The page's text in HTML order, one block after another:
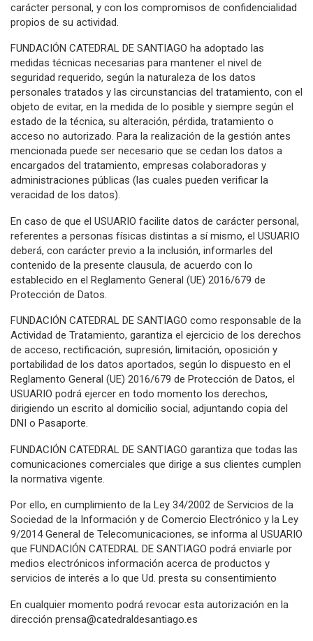
carácter personal, y con los compromisos de confidencialidad
propios de su actividad.
FUNDACIÓN CATEDRAL DE SANTIAGO ha adoptado las
medidas técnicas necesarias para mantener el nivel de
seguridad requerido, según la naturaleza de los datos
personales tratados y las circunstancias del tratamiento, con el
objeto de evitar, en la medida de lo posible y siempre según el
estado de la técnica, su alteración, pérdida, tratamiento o
acceso no autorizado. Para la realización de la gestión antes
mencionada puede ser necesario que se cedan los datos a
encargados del tratamiento, empresas colaboradoras y
administraciones públicas (las cuales pueden verificar la
veracidad de los datos).
En caso de que el USUARIO facilite datos de carácter personal,
referentes a personas físicas distintas a sí mismo, el USUARIO
deberá, con carácter previo a la inclusión, informarles del
contenido de la presente clausula, de acuerdo con lo
establecido en el Reglamento General (UE) 2016/679 de
Protección de Datos.
FUNDACIÓN CATEDRAL DE SANTIAGO como responsable de la
Actividad de Tratamiento, garantiza el ejercicio de los derechos
de acceso, rectificación, supresión, limitación, oposición y
portabilidad de los datos aportados, según lo dispuesto en el
Reglamento General (UE) 2016/679 de Protección de Datos, el
USUARIO podrá ejercer en todo momento los derechos,
dirigiendo un escrito al domicilio social, adjuntando copia del
DNI o Pasaporte.
FUNDACIÓN CATEDRAL DE SANTIAGO garantiza que todas las
comunicaciones comerciales que dirige a sus clientes cumplen
la normativa vigente.
Por ello, en cumplimiento de la Ley 34/2002 de Servicios de la
Sociedad de la Información y de Comercio Electrónico y la Ley
9/2014 General de Telecomunicaciones, se informa al USUARIO
que FUNDACIÓN CATEDRAL DE SANTIAGO podrá enviarle por
medios electrónicos información acerca de productos y
servicios de interés a lo que Ud. presta su consentimiento
En cualquier momento podrá revocar esta autorización en la
dirección prensa@catedraldesantiago.es